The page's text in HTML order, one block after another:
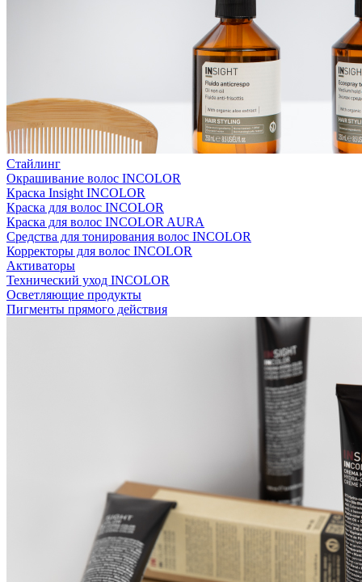
Стайлинг
Окрашивание волос INCOLOR
Краска Insight INCOLOR
Краска для волос INCOLOR
Краска для волос INCOLOR AURA
Средства для тонирования волос INCOLOR
Корректоры для волос INCOLOR
Активаторы
Технический уход INCOLOR
Осветляющие продукты
Пигменты прямого действия